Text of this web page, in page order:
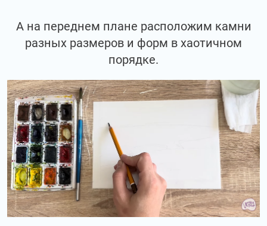
А на переднем плане расположим камни
разных размеров и форм в хаотичном
порядке.